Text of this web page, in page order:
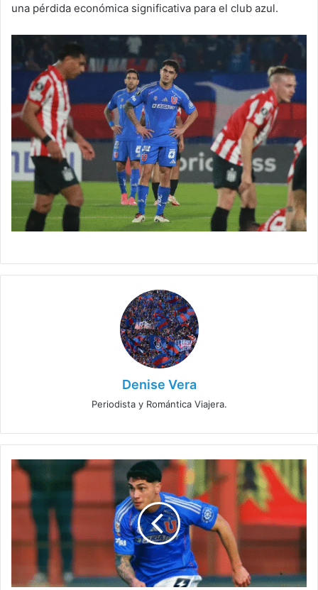
una pérdida económica significativa para el club azul.
Denise Vera
Periodista y Romántica Viajera.
La
operación
intercambio
refuerzos
U